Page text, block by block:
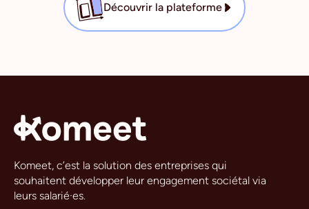
Découvrir la plateforme
Komeet, c’est la solution des entreprises qui
souhaitent développer leur engagement sociétal via
leurs salarié·es.